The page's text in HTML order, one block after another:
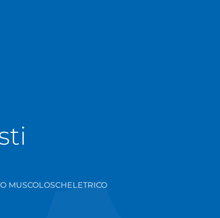
MUSCOLOSCHELETRICO